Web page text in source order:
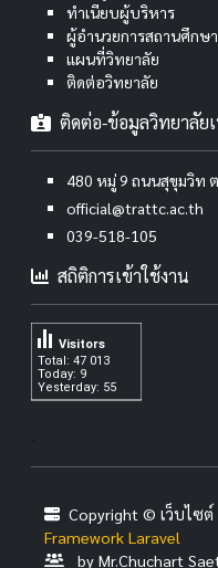
ทำเนียบผู้บริหาร
ผู้อำนวยการสถานศึกษา
แผนที่วิทยาลัย
ติดต่อวิทยาลัย
ติดต่อ-ข้อมูลวิทยาลัย
480 หมู่ 9 ถนนสุขุมวิท ต
official@trattc.ac.th
039-518-105
สถิติการเข้าใช้งาน
Total: 47 013
Today: 9
Yesterday: 55
Visitors
Copyright © เว็บไซต์
Framework Laravel
by Mr.Chuchart